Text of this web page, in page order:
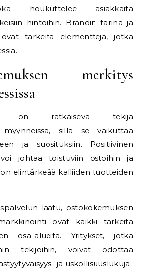
houkuttelee asiakkaita
hintoihin. Brändin tarina ja
tärkeitä elementtejä, jotka
merkitys
on ratkaiseva tekijä
myynneissä, sillä se vaikuttaa
ja suosituksiin. Positiivinen
voi johtaa toistuviin ostoihin ja
elintärkeää kalliiden tuotteiden
laatu, ostokokemuksen
ovat kaikki tärkeitä
osa-alueita. Yritykset, jotka
tekijöihin, voivat odottaa
ja uskollisuuslukuja.